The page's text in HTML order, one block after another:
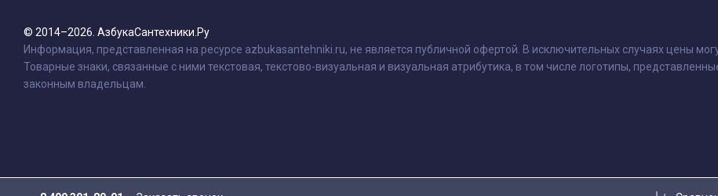
© 2014–2026. АзбукаСантехники.Ру
Информация, представленная на ресурсе azbukasantehniki.ru, не является публичной офертой. В исключительных случаях цены
Товарные знаки, связанные с ними текстовая, текстово-визуальная и визуальная атрибутика, в том числе логотипы,
законным владельцам.